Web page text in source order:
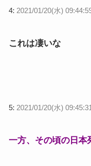
4: 2021/01/20(水)
これは凄いな
5: 2021/01/20(水)
一方、その頃の日本